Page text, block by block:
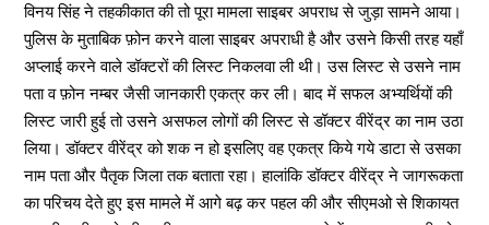
विनय सिंह ने तहकीकात की तो पूरा मामला साइबर अपराध से जुड़ा सामने आया।
पुलिस के मुताबिक फ़ोन करने वाला साइबर अपराधी है और उसने किसी तरह यहाँ
अप्लाई करने वाले डॉक्टरों की लिस्ट निकलवा ली थी। उस लिस्ट से उसने नाम
पता व फ़ोन नम्बर जैसी जानकारी एकत्र कर ली। बाद में सफल अभ्यर्थियों की
लिस्ट जारी हुई तो उसने असफल लोगों की लिस्ट से डॉक्टर वीरेंद्र का नाम उठा
लिया। डॉक्टर वीरेंद्र को शक न हो इसलिए वह एकत्र किये गये डाटा से उसका
नाम पता और पैतृक जिला तक बताता रहा। हालांकि डॉक्टर वीरेंद्र ने जागरूकता
का परिचय देते हुए इस मामले में आगे बढ़ कर पहल की और सीएमओ से शिकायत